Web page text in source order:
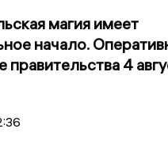
магия имеет
начало.
правительства 4